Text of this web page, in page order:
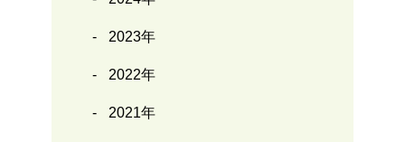
2023年
2022年
2021年